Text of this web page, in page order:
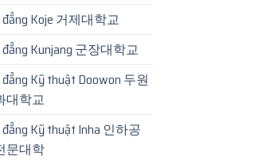
đẳng Koje 거제대학교
đẳng Kunjang 군장대학교
đẳng Kỹ thuật Doowon 두원
대학교
đẳng Kỹ thuật Inha 인하공
문대학